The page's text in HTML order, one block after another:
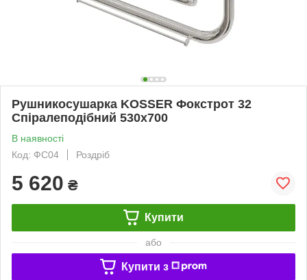
Рушникосушарка KOSSER Фокстрот 32
Спіралеподібний 530х700
В наявності
Код: ФС04
Роздріб
5 620 ₴
Купити
або
Купити з